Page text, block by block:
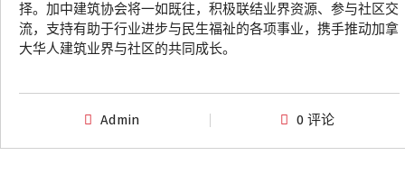
择。加中建筑协会将一如既往，积极联结业界资源、参与社区交
流，支持有助于行业进步与民生福祉的各项事业，携手推动加拿
大华人建筑业界与社区的共同成长。
Admin 0 评论